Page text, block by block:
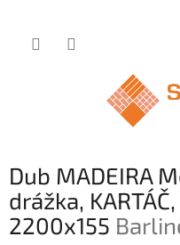
Dub MADEIRA
drážka,
2200x155